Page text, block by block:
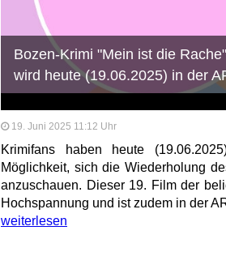
Bozen-Krimi "Mein ist die
wird heute (19.06.2025) in der
19. Juni 2025 11:12 Uhr
Krimifans haben heute
Möglichkeit, sich die Wiederholung
anzuschauen. Dieser 19. Film der
Hochspannung und ist zudem in der
weiterlesen